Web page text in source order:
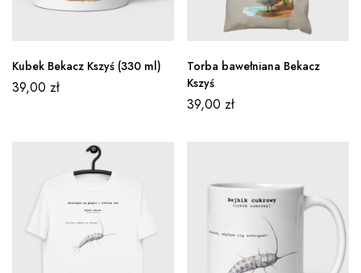
Kubek Bekacz Kszyś (330 ml)
39,00 zł
Torba bawełniana Bekacz
Kszyś
39,00 zł